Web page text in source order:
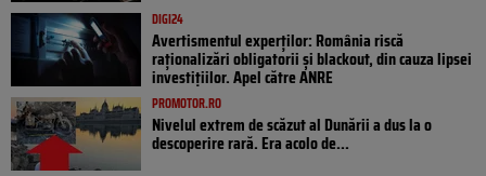
DIGI24
Avertismentul experților: România riscă
raționalizări obligatorii și blackout, din cauza lipsei
investițiilor. Apel către ANRE
PROMOTOR.RO
Nivelul extrem de scăzut al Dunării a dus la o
descoperire rară. Era acolo de...